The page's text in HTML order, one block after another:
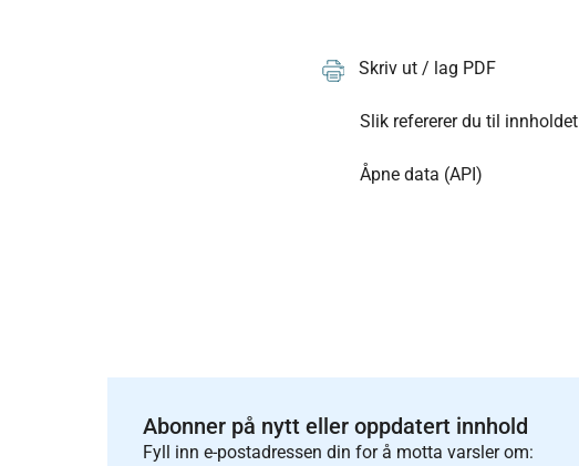
Skriv ut / lag PDF
Slik refererer du til innholdet
Åpne data (API)
Abonner på nytt eller oppdatert innhold
Fyll inn e-postadressen din for å motta varsler om: